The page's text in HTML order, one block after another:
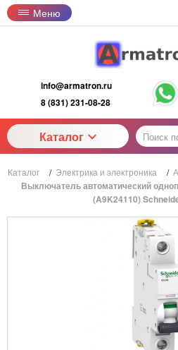
Меню
info@armatron.ru
8 (831) 231-08-28
Каталог
Каталог / Электрика и электроника /
Выключатель автоматический
(A9K24110)